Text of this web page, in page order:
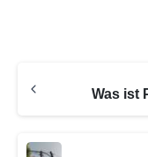
Reading
Was ist